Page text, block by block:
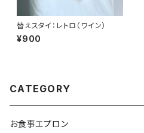
替えスタイ：レトロ（ワイン）
¥900
CATEGORY
お食事エプロン